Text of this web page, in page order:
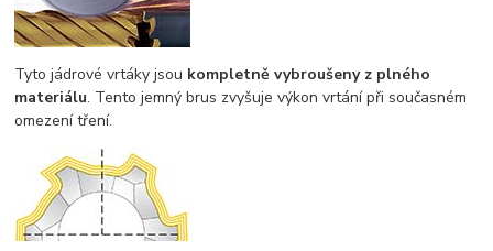
Tyto jádrové vrtáky jsou kompletně vybroušeny z plného
materiálu. Tento jemný brus zvyšuje výkon vrtání při současném
omezení tření.